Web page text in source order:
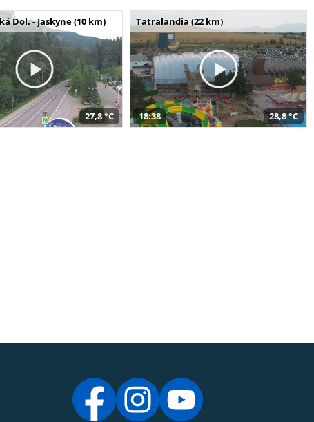
Dol. - Jaskyne (10 km)
27,8 °C
Tatralandia (22 km)
18:38 28,8 °C